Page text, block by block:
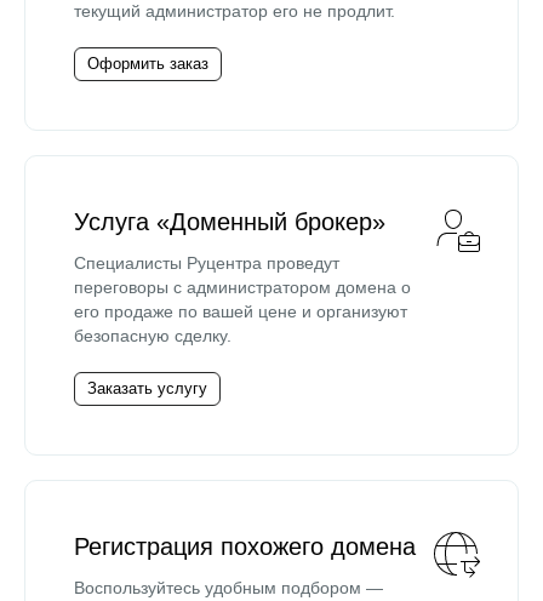
текущий администратор его не продлит.
Оформить заказ
Услуга «Доменный брокер»
Специалисты Руцентра проведут
переговоры с администратором домена о
его продаже по вашей цене и организуют
безопасную сделку.
Заказать услугу
Регистрация похожего домена
Воспользуйтесь удобным подбором —